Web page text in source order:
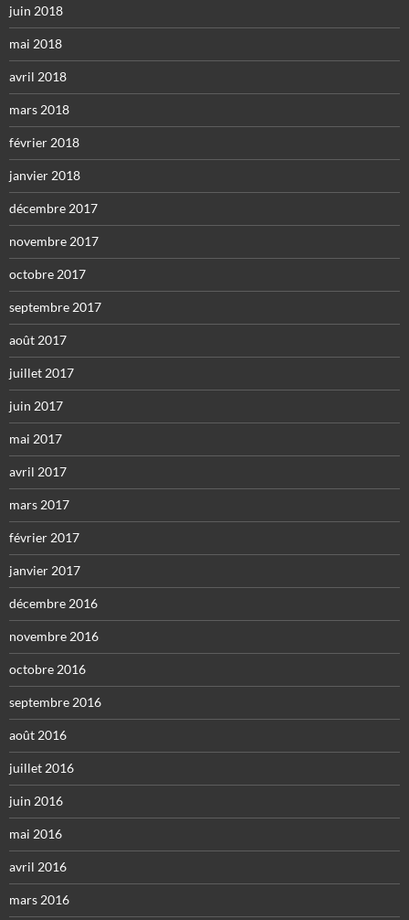
juin 2018
mai 2018
avril 2018
mars 2018
février 2018
janvier 2018
décembre 2017
novembre 2017
octobre 2017
septembre 2017
août 2017
juillet 2017
juin 2017
mai 2017
avril 2017
mars 2017
février 2017
janvier 2017
décembre 2016
novembre 2016
octobre 2016
septembre 2016
août 2016
juillet 2016
juin 2016
mai 2016
avril 2016
mars 2016